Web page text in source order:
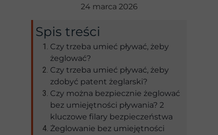
24 marca 2026
Spis treści
Czy trzeba umieć pływać, żeby
żeglować?
Czy trzeba umieć pływać, żeby
zdobyć patent żeglarski?
Czy można bezpiecznie żeglować
bez umiejętności pływania? 2
kluczowe filary bezpieczeństwa
Żeglowanie bez umiejętności